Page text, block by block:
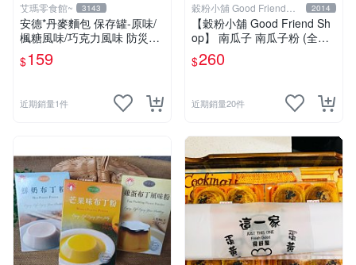
艾瑪零食館~ 3143
安德*丹麥麵包 保存罐-原味/
楓糖風味/巧克力風味 防災糧
食 登山露營 防災口糧
$159
近期銷量1件
穀粉小舖 Good Friend
Shop
2014
【穀粉小舖 Good Friend Sh
op】 南瓜子 南瓜子粉 (全素)
(袋裝）
$260
近期銷量20件